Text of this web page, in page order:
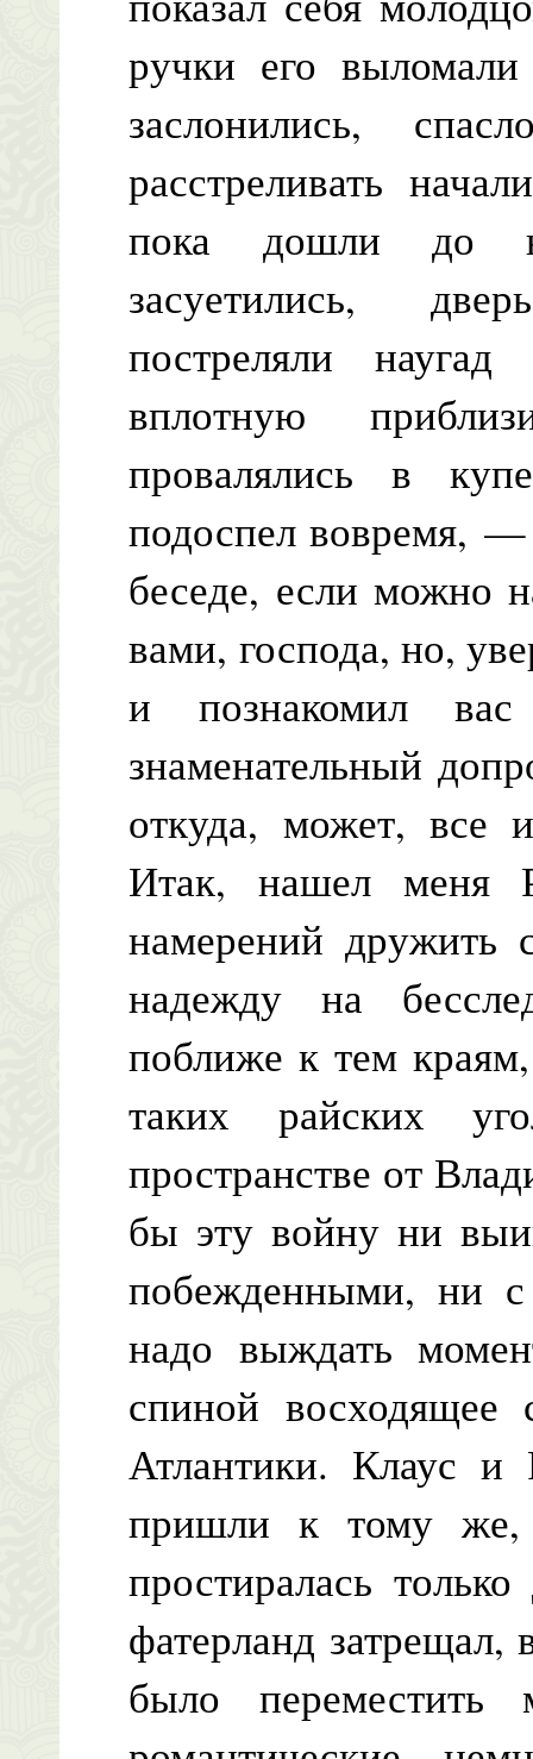
ручки его
заслонились,
расстреливать
пока дошли до
засуетились,
постреляли
вплотную
провалялись в
подоспел вовремя,
беседе, если можно
вами, господа, но,
и познакомил
знаменательный
откуда, может,
Итак, нашел меня
намерений дружить
надежду на
поближе к тем
таких райских
пространстве от
бы эту войну ни
побежденными, ни с
надо выждать
спиной
Атлантики. Клаус и
пришли к тому же,
простиралась
фатерланд
было